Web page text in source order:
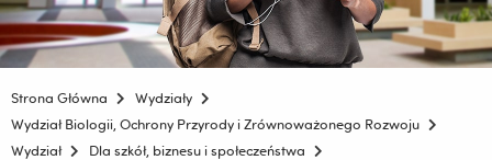
Strona Główna
Wydziały
Wydział Biologii, Ochrony Przyrody i Zrównoważonego Rozwoju
Wydział
Dla szkół, biznesu i społeczeństwa